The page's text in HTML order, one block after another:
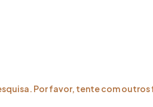
Por favor, tente com